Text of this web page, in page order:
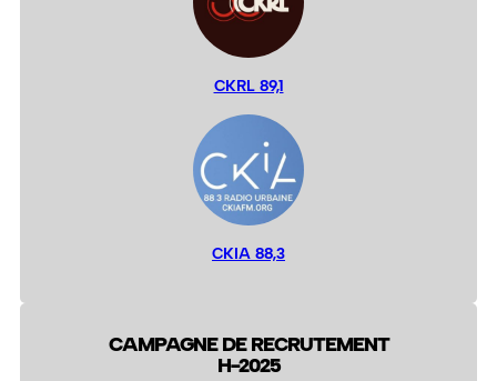
CKRL 89,1
CKIA 88,3
CAMPAGNE DE RECRUTEMENT
H-2025